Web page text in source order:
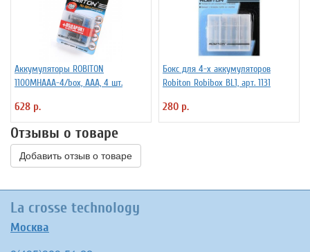
Аккумуляторы ROBITON
1100MHAAA-4/box, ААА, 4 шт.
628 р.
Бокс для 4-х аккумуляторов
Robiton Robibox BL1, арт. 1131
280 р.
Отзывы о товаре
Добавить отзыв о товаре
La crosse technology
Москва